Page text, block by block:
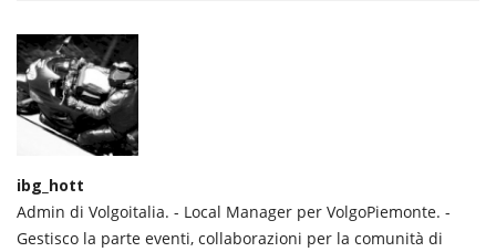
ibg_hott
Admin di Volgoitalia. - Local Manager per VolgoPiemonte. -
Gestisco la parte eventi, collaborazioni per la comunità di